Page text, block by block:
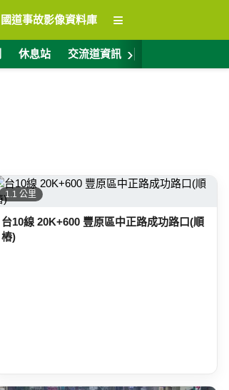
國道事故影像資料庫 ≡
休息站 交流道資訊 ›
1.1 公里
台10線 20K+600 豐原區中正路成功路口(順
樁)